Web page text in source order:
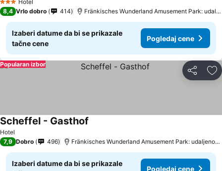
3 Zvezdice
Hotel
8,4 Vrlo dobro 414 Fränkisches Wunderland Amusement Park: udaljenost 13.5 km
Izaberi datume da bi se prikazale
tačne cene
Pogledaj cene
Deli
Popularan izbor
Hotel
Scheffel - Gasthof
7,9 Dobro 496 Fränkisches Wunderland Amusement Park: udaljenost 15.8 km
Izaberi datume da bi se prikazale
Pogledaj cene